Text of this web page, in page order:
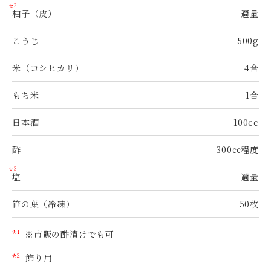
*2
柚子（皮） 適量
こうじ 500g
米（コシヒカリ） 4合
もち米 1合
日本酒 100cc
酢
300㏄程度
*3
塩 適量
笹の葉（冷凍） 50枚
*1
※市販の酢漬けでも可
*2
飾り用